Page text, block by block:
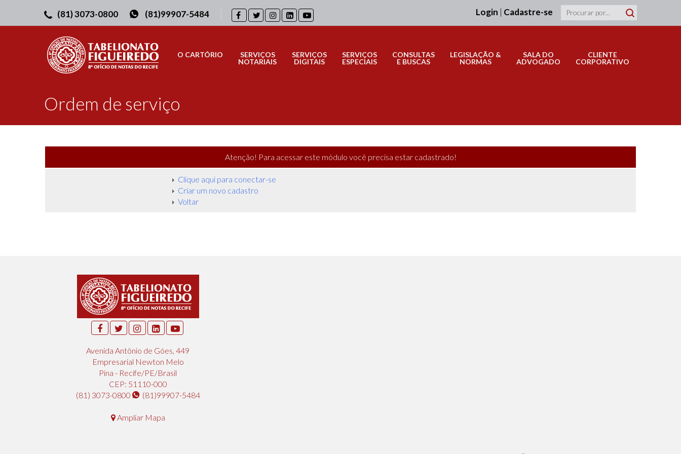
(81) 3073-0800 (81)99907-5484 Login | Cadastre-se
O CARTÓRIO
SERVIÇOS
NOTARIAIS
SERVIÇOS
DIGITAIS
SERVIÇOS
ESPECIAIS
CONSULTAS
E BUSCAS
LEGISLAÇÃO &
NORMAS
SALA DO
ADVOGADO
CLIENTE
CORPORATIVO
Ordem de serviço
Atenção! Para acessar este módulo você precisa estar cadastrado!
Clique aqui para conectar-se
Criar um novo cadastro
Voltar
Avenida Antônio de Góes, 449
Empresarial Newton Melo
Pina - Recife/PE/Brasil
CEP: 51110-000
(81) 3073-0800
(81)99907-5484
Ampliar Mapa